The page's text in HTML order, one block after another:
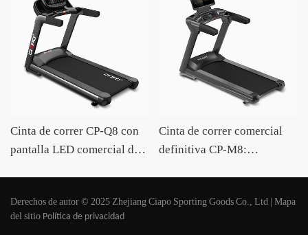
Cinta de correr CP-Q8 con
pantalla LED comercial de
y masajeador, proveedor
OEM/ODM CIAPO
Cinta de correr comercial
definitiva CP-M8:
comodidad superior para el
Derechos de autor © 2025 Zhejiang Ciapo Sporting Goods Co., Ltd | Mapa
del sitio Política de privacidad